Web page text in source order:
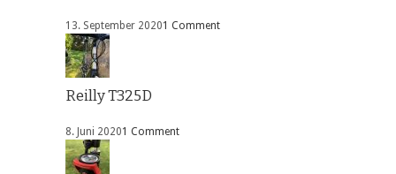
13. September 20201 Comment
Reilly T325D
8. Juni 20201 Comment